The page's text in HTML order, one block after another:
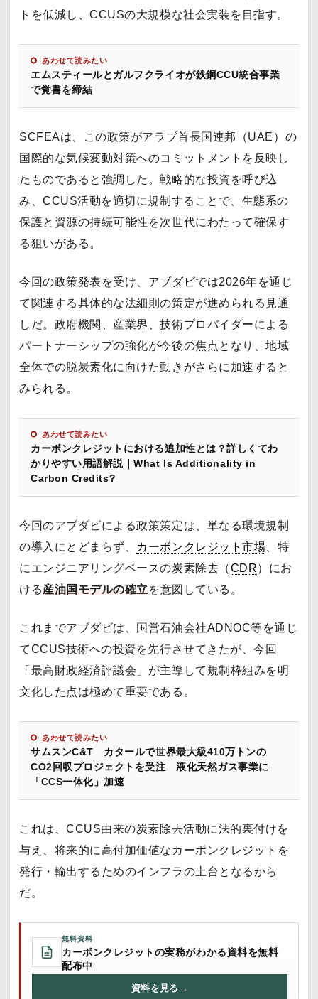
トを低減し、CCUSの大規模な社会実装を目指す。
あわせて読みたい
エムスティールとガルフクライオが鉄鋼CCU統合事業
で覚書を締結
SCFEAは、この政策がアラブ首長国連邦（UAE）の
国際的な気候変動対策へのコミットメントを反映し
たものであると強調した。戦略的な投資を呼び込
み、CCUS活動を適切に規制することで、生態系の
保護と資源の持続可能性を次世代にわたって確保す
る狙いがある。
今回の政策発表を受け、アブダビでは2026年を通じ
て関連する具体的な法細則の策定が進められる見通
しだ。政府機関、産業界、技術プロバイダーによる
パートナーシップの強化が今後の焦点となり、地域
全体での脱炭素化に向けた動きがさらに加速すると
みられる。
あわせて読みたい
カーボンクレジットにおける追加性とは？詳しくてわ
かりやすい用語解説｜What Is Additionality in
Carbon Credits?
今回のアブダビによる政策策定は、単なる環境規制
の導入にとどまらず、 カーボンクレジット市場 、特
にエンジニアリングベースの炭素除去（CDR）にお
ける産油国モデルの確立 を意図している。
これまでアブダビは、国営石油会社ADNOC等を通じ
てCCUS技術への投資を先行させてきたが、今回
「最高財政経済評議会」が主導して規制枠組みを明
文化した点は極めて重要である。
あわせて読みたい
サムスンC&T カタールで世界最大級410万トンの
CO2回収プロジェクトを受注 液化天然ガス事業に
「CCS一体化」加速
これは、CCUS由来の炭素除去活動に法的裏付けを
与え、将来的に高付加価値なカーボンクレジットを
発行・輸出するためのインフラの土台となるから
だ。
無料資料
カーボンクレジットの実務がわかる資料を無料
配布中
資料を見る →